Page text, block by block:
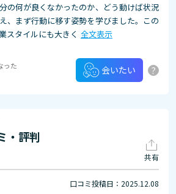
の何が良くなかったのか、どう動けば状況
、まず行動に移す姿勢を学びました。この
スタイルにも大きく 全文表示
った
会いたい ?
・評判
共有
口コミ投稿日：2025.12.08